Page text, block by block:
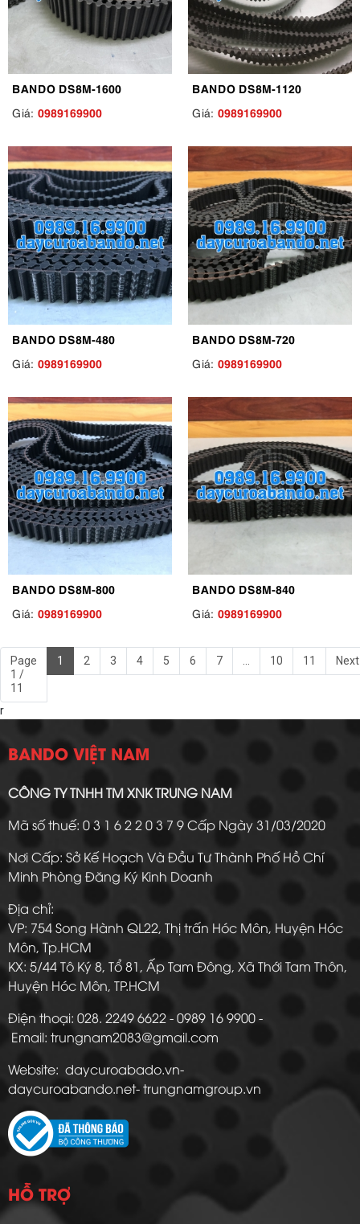
BANDO DS8M-1600
Giá: 0989169900
BANDO DS8M-1120
Giá: 0989169900
BANDO DS8M-480
Giá: 0989169900
BANDO DS8M-720
Giá: 0989169900
BANDO DS8M-800
Giá: 0989169900
BANDO DS8M-840
Giá: 0989169900
Page
1 /
11
1 2 3 4 5 6 7 ... 10 11 Next
r
BANDO VIỆT NAM
CÔNG TY TNHH TM XNK TRUNG NAM
Mã số thuế: 0 3 1 6 2 2 0 3 7 9 Cấp Ngày 31/03/2020
Nơi Cấp: Sở Kế Hoạch Và Đầu Tư Thành Phố Hồ Chí
Minh Phòng Đăng Ký Kinh Doanh
Địa chỉ:
VP: 754 Song Hành QL22, Thị trấn Hóc Môn, Huyện Hóc
Môn, Tp.HCM
KX: 5/44 Tô Ký 8, Tổ 81, Ấp Tam Đông, Xã Thới Tam Thôn,
Huyện Hóc Môn, TP.HCM
Điện thoại: 028. 2249 6622 - 0989 16 9900 -
Email: trungnam2083@gmail.com
Website: daycuroabado.vn-
daycuroabando.net- trungnamgroup.vn
HỖ TRỢ